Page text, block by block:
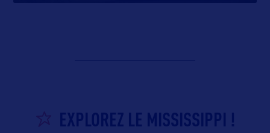
EXPLOREZ LE MISSISSIPPI !